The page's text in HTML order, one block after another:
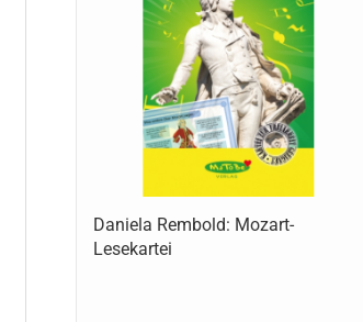
Daniela Rembold: Mozart-
Lesekartei